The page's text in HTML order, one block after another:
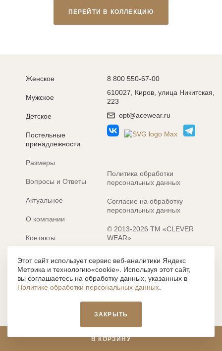
В КОРЗИНУ
ПЕРЕЙТИ В КОЛЛЕКЦИЮ
Женское
Мужское
Детское
Постельные
принадлежности
Размеры
Вопросы и Ответы
Актуальное
О компании
Контакты
Электронные каталоги
8 800 550-67-00
610027, Киров, улица Никитская,
223
opt@acewear.ru
Политика обработки
персональных данных
Согласие на обработку
персональных данных
© 2013-2026 ТМ «CLEVER
WEAR»
Разработка сайта: MACHAON
Все содержание, представленное или отраженное на сайте
https://clever-style.ru, включая, но не ограничиваясь, текстом,
графикой, фотографиями, иллюстрациями и т.д., являются
объектами авторского права, использование которых, без
письменного разрешения администрации и без активной
влечет наложение ответственности с действующим
законодательством РФ.
Этот сайт использует сервис веб-аналитики Яндекс
Метрика и технологию«cookie». Используя этот сайт,
вы соглашаетесь на обработку данных, указанных в
Политике обработки персональных данных
ЗАКРЫТЬ